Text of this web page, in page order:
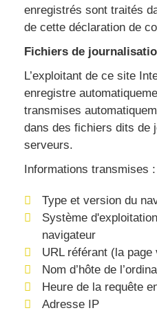
enregistrés sont traités
de cette déclaration de
Fichiers de
L’exploitant de ce site
enregistre
transmises
dans des fichiers dits de
serveurs.
Informations transmises :
Type et version du
Système
navigateur
URL référant (la
Nom d’hôte de
Heure de la requête
Adresse IP